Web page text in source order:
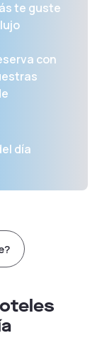
te guste
con
día